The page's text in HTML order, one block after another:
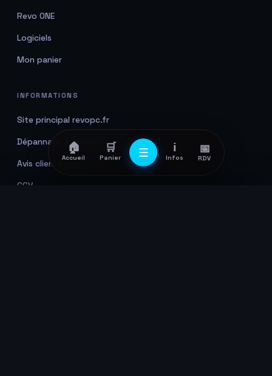
🏠
Accueil
🛒
Panier ☰ ℹ️
Infos
📅
RDV
Revo ONE
Logiciels
Mon panier
INFORMATIONS
Site principal revopc.fr
Dépannage & réparation
Avis clients
CGV